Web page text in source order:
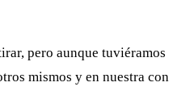
pero aunque
mismos y en nuestra